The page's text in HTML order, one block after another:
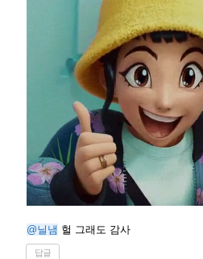
@닐냄 헐 그래도 감사
답글